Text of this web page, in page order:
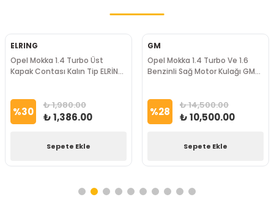
ELRING
Opel Mokka 1.4 Turbo Üst
Kapak Contası Kalın Tip ELRİNG
%30 ₺ 1,980.00
₺ 1,386.00
Sepete Ekle
GM
Opel Mokka 1.4 Turbo Ve 1.6
Benzinli Sağ Motor Kulağı GM
%28 ₺ 14,500.00
₺ 10,500.00
Sepete Ekle